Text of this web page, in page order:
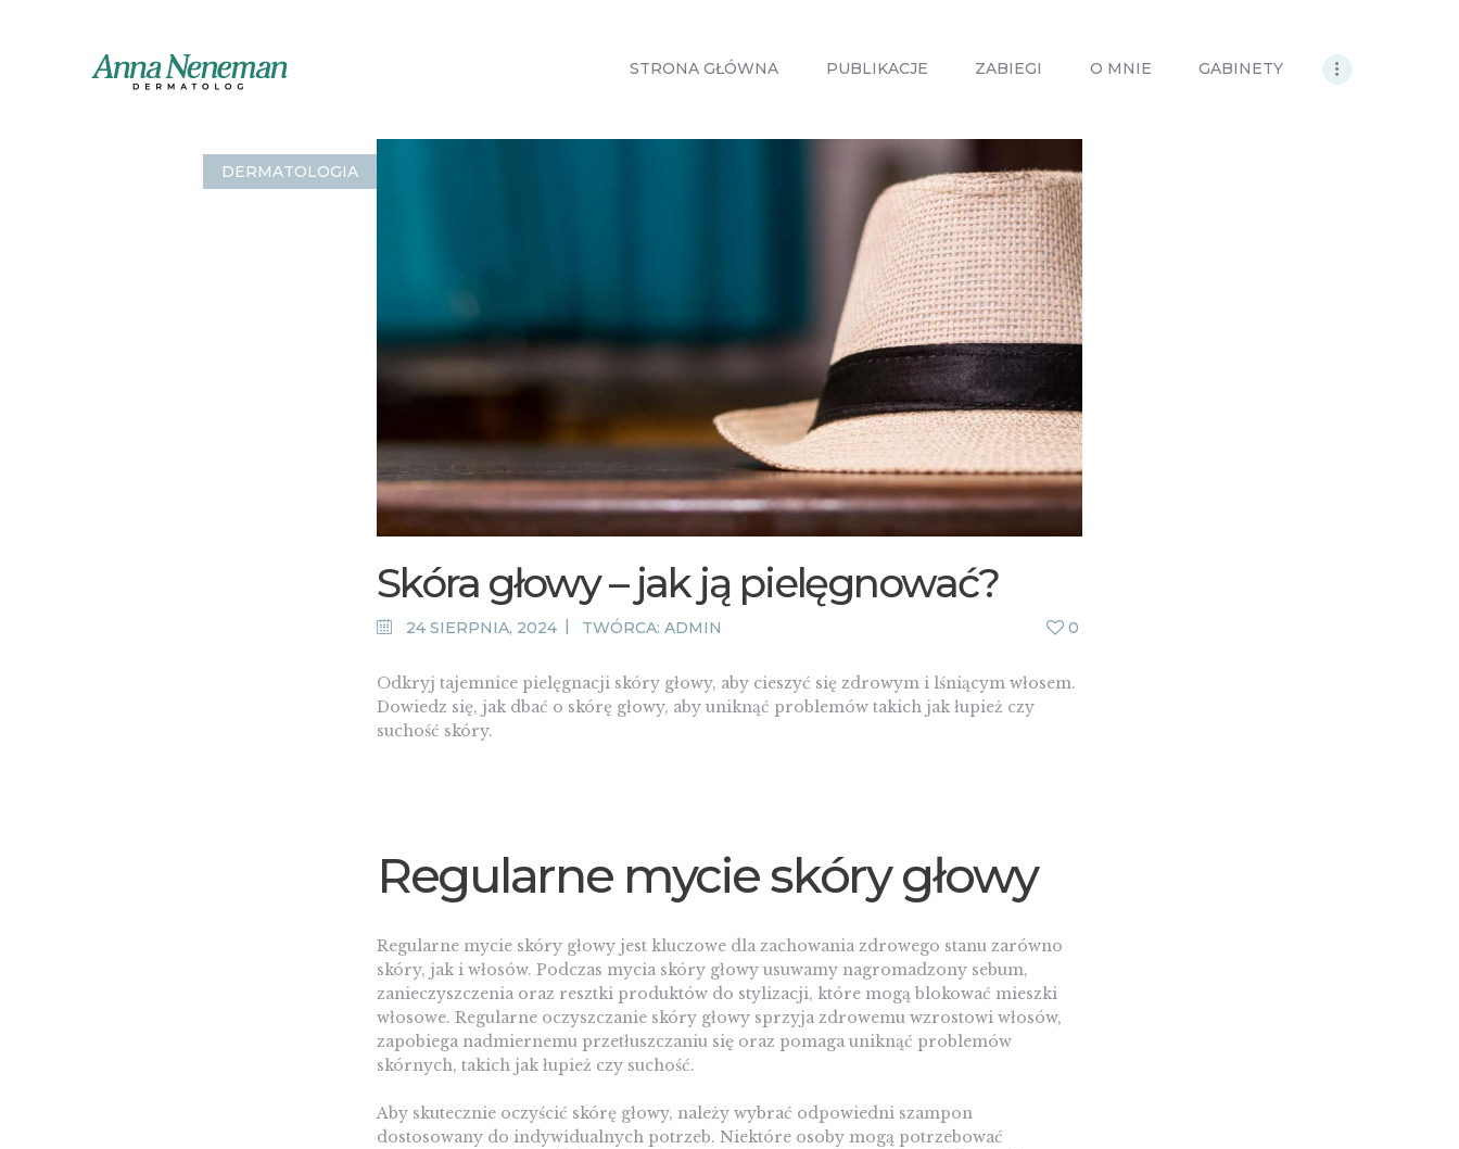
STRONA GŁÓWNA PUBLIKACJE ZABIEGI O MNIE GABINETY
GŁÓWNA
WPISY
KONTAKT
DERMATOLOGIA
Skóra głowy – jak ją pielęgnować?
24 SIERPNIA, 2024 TWÓRCA: ADMIN 0
Odkryj tajemnice pielęgnacji skóry głowy, aby cieszyć się zdrowym i lśniącym włosem.
Dowiedz się, jak dbać o skórę głowy, aby uniknąć problemów takich jak łupież czy
suchość skóry.
Regularne mycie skóry głowy
Regularne mycie skóry głowy jest kluczowe dla zachowania zdrowego stanu zarówno
skóry, jak i włosów. Podczas mycia skóry głowy usuwamy nagromadzony sebum,
zanieczyszczenia oraz resztki produktów do stylizacji, które mogą blokować mieszki
włosowe. Regularne oczyszczanie skóry głowy sprzyja zdrowemu wzrostowi włosów,
zapobiega nadmiernemu przetłuszczaniu się oraz pomaga uniknąć problemów
skórnych, takich jak łupież czy suchość.
Aby skutecznie oczyścić skórę głowy, należy wybrać odpowiedni szampon
dostosowany do indywidualnych potrzeb. Niektóre osoby mogą potrzebować